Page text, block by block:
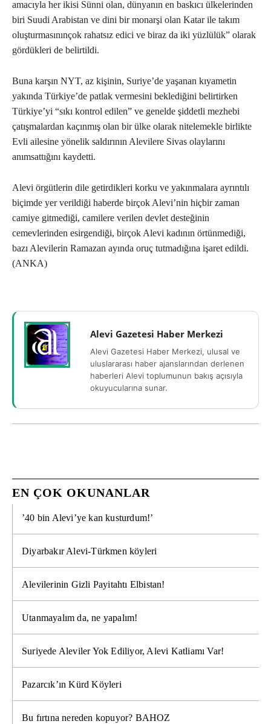
amacıyla her ikisi Sünni olan, dünyanın en baskıcı ülkelerinden
biri Suudi Arabistan ve dini bir monarşi olan Katar ile takım
oluşturmasınınçok rahatsız edici ve biraz da iki yüzlülük” olarak
gördükleri de belirtildi.
Buna karşın NYT, az kişinin, Suriye’de yaşanan kıyametin
yakında Türkiye’de patlak vermesini beklediğini belirtirken
Türkiye’yi “sıkı kontrol edilen” ve genelde şiddetli mezhebi
çatışmalardan kaçınmış olan bir ülke olarak nitelemekle birlikte
Evli ailesine yönelik saldırının Alevilere Sivas olaylarını
anımsattığını kaydetti.
Alevi örgütlerin dile getirdikleri korku ve yakınmalara ayrıntılı
biçimde yer verildiği haberde birçok Alevi’nin hiçbir zaman
camiye gitmediği, camilere verilen devlet desteğinin
cemevlerinden esirgendiği, birçok Alevi kadının örtünmediği,
bazı Alevilerin Ramazan ayında oruç tutmadığına işaret edildi.
(ANKA)
Alevi Gazetesi Haber Merkezi
Alevi Gazetesi Haber Merkezi, ulusal ve
uluslararası haber ajanslarından derlenen
haberleri Alevi toplumunun bakış açısıyla
okuyucularına sunar.
EN ÇOK OKUNANLAR
’40 bin Alevi’ye kan kusturdum!’
Diyarbakır Alevi-Türkmen köyleri
Alevilerinin Gizli Payitahtı Elbistan!
Utanmayalım da, ne yapalım!
Suriyede Aleviler Yok Ediliyor, Alevi Katliamı Var!
Pazarcık’ın Kürd Köyleri
Bu fırtına nereden kopuyor? BAHOZ